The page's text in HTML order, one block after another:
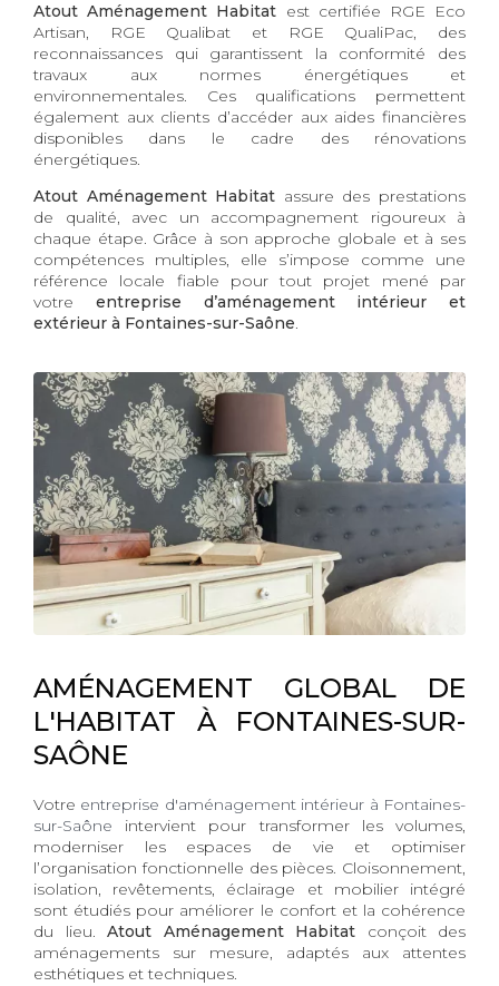
Atout Aménagement Habitat est certifiée RGE Eco
Artisan, RGE Qualibat et RGE QualiPac, des
reconnaissances qui garantissent la conformité des
travaux aux normes énergétiques et
environnementales. Ces qualifications permettent
également aux clients d’accéder aux aides financières
disponibles dans le cadre des rénovations
énergétiques.
Atout Aménagement Habitat assure des prestations
de qualité, avec un accompagnement rigoureux à
chaque étape. Grâce à son approche globale et à ses
compétences multiples, elle s’impose comme une
référence locale fiable pour tout projet mené par
votre entreprise d’aménagement intérieur et
extérieur à Fontaines-sur-Saône.
AMÉNAGEMENT GLOBAL DE
L'HABITAT À FONTAINES-SUR-
SAÔNE
Votre entreprise d'aménagement intérieur à Fontaines-
sur-Saône intervient pour transformer les volumes,
moderniser les espaces de vie et optimiser
l’organisation fonctionnelle des pièces. Cloisonnement,
isolation, revêtements, éclairage et mobilier intégré
sont étudiés pour améliorer le confort et la cohérence
du lieu. Atout Aménagement Habitat conçoit des
aménagements sur mesure, adaptés aux attentes
esthétiques et techniques.